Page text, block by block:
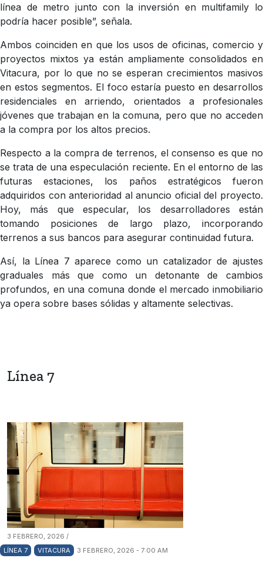
línea de metro junto con la inversión en multifamily lo
podría hacer posible”, señala.
Ambos coinciden en que los usos de oficinas, comercio y
proyectos mixtos ya están ampliamente consolidados en
Vitacura, por lo que no se esperan crecimientos masivos
en estos segmentos. El foco estaría puesto en desarrollos
residenciales en arriendo, orientados a profesionales
jóvenes que trabajan en la comuna, pero que no acceden
a la compra por los altos precios.
Respecto a la compra de terrenos, el consenso es que no
se trata de una especulación reciente. En el entorno de las
futuras estaciones, los paños estratégicos fueron
adquiridos con anterioridad al anuncio oficial del proyecto.
Hoy, más que especular, los desarrolladores están
tomando posiciones de largo plazo, incorporando
terrenos a sus bancos para asegurar continuidad futura.
Así, la Línea 7 aparece como un catalizador de ajustes
graduales más que como un detonante de cambios
profundos, en una comuna donde el mercado inmobiliario
ya opera sobre bases sólidas y altamente selectivas.
Línea 7
3 FEBRERO, 2026 /
LÍNEA 7
VITACURA 3 FEBRERO, 2026 - 7:00 AM